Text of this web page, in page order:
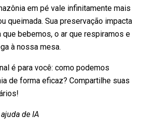
em pé vale infinitamente mais
queimada. Sua preservação impacta
que bebemos, o ar que respiramos e
à nossa mesa.
é para você: como podemos
de forma eficaz? Compartilhe suas
de IA